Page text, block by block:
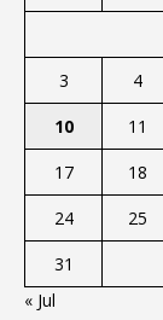
3
4
10
11
17
18
24
25
31
« Jul